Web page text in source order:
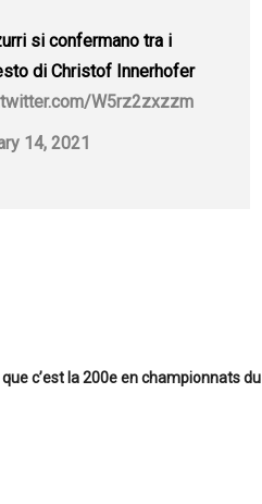
si confermano tra i
di Christof Innerhofer
W5rz2zxzzm
14, 2021
c’est la 200e en championnats du